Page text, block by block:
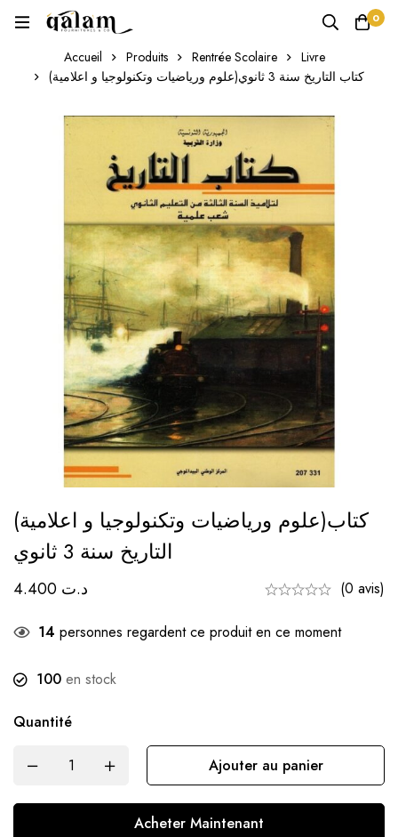
0
Accueil Produits Rentrée Scolaire
Livre
(علوم ورياضيات وتكنولوجيا و اعلامية)كتاب التاريخ سنة 3 ثانوي
(علوم ورياضيات وتكنولوجيا و اعلامية)كتاب
التاريخ سنة 3 ثانوي
د.ت (0 avis)
14 personnes regardent ce produit en ce moment
100 en stock
Quantité
Ajouter au panier
Acheter Maintenant